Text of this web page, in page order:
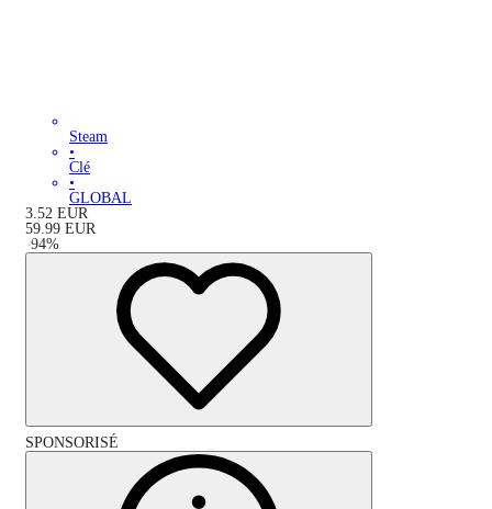
Steam
•
Clé
•
GLOBAL
3.52 EUR
59.99 EUR
-94%
SPONSORISÉ